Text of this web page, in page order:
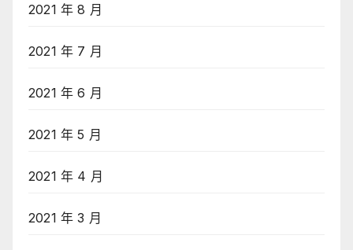
2021 年 8 月
2021 年 7 月
2021 年 6 月
2021 年 5 月
2021 年 4 月
2021 年 3 月